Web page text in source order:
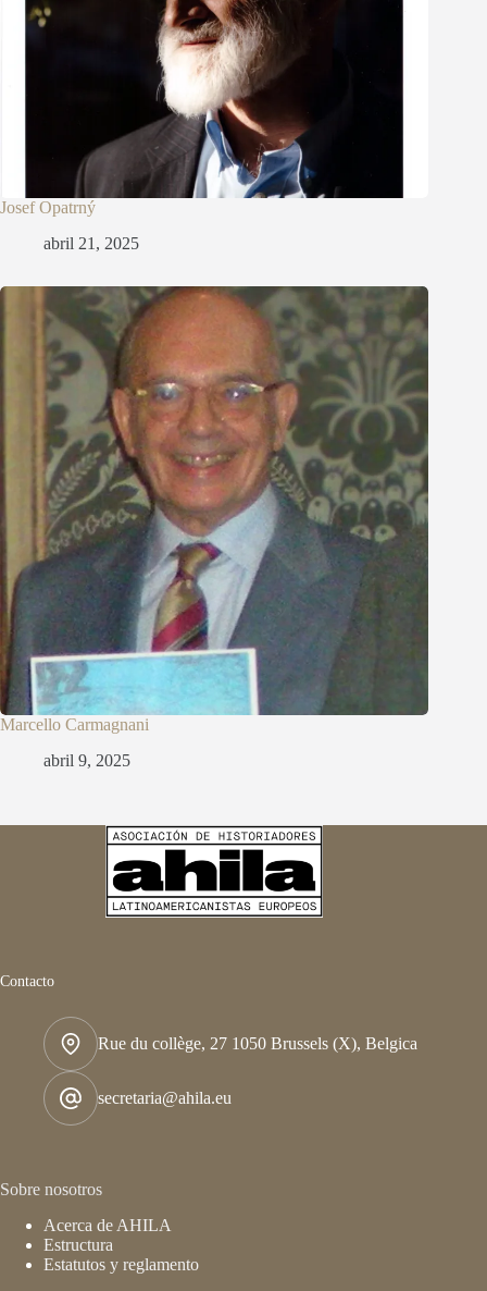
Josef Opatrný
abril 21, 2025
Marcello Carmagnani
abril 9, 2025
Contacto
Rue du collège, 27 1050 Brussels (X), Belgica
secretaria@ahila.eu
Sobre nosotros
Acerca de AHILA
Estructura
Estatutos y reglamento